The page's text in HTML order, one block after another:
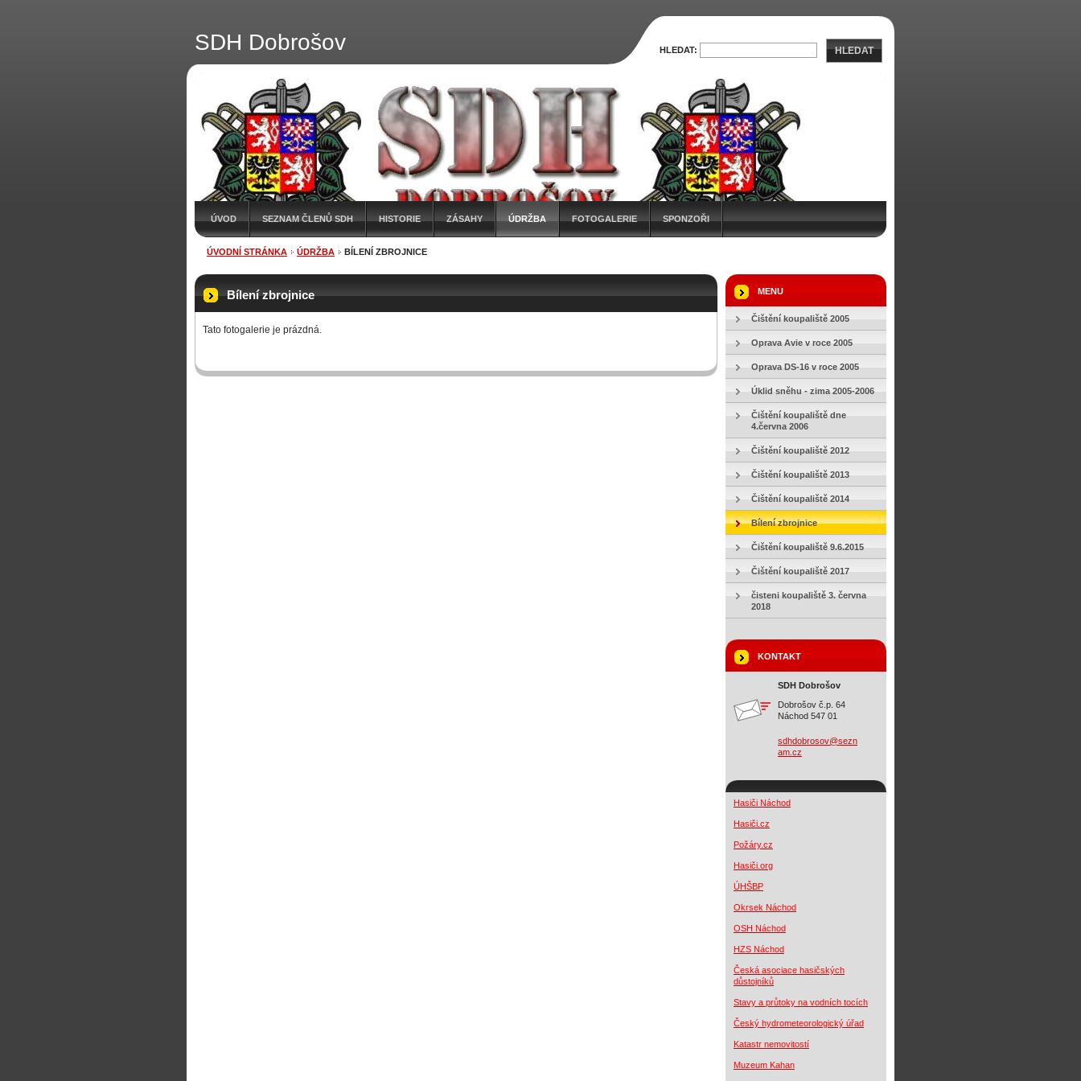
SDH Dobrošov
ÚVOD SEZNAM ČLENŮ SDH HISTORIE ZÁSAHY ÚDRŽBA FOTOGALERIE SPONZOŘI
ÚVODNÍ STRÁNKA ÚDRŽBA BÍLENÍ ZBROJNICE
Bílení zbrojnice
Tato fotogalerie je prázdná.
MENU
Čištění koupaliště 2005
Oprava Avie v roce 2005
Oprava DS-16 v roce 2005
Úklid sněhu - zima 2005-2006
Čištění koupaliště dne
4.června 2006
Čištění koupaliště 2012
Čištění koupaliště 2013
Čištění koupaliště 2014
Bílení zbrojnice
Čištění koupaliště 9.6.2015
Čištění koupaliště 2017
čisteni koupaliště 3. června
2018
KONTAKT
SDH Dobrošov
Dobrošov č.p. 64
Náchod 547 01
sdhdobrosov@sezn
am.cz
Hasiči Náchod
Hasiči .cz
Požáry.cz
Hasiči.org
ÚHŠBP
Okrsek Náchod
OSH Náchod
HZS Náchod
Česká asociace hasičských
důstojníků
Stavy a průtoky na vodních tocích
Český hydrometeorologický úřad
Katastr nemovitostí
Muzeum Kahan
HLEDAT: HLEDAT